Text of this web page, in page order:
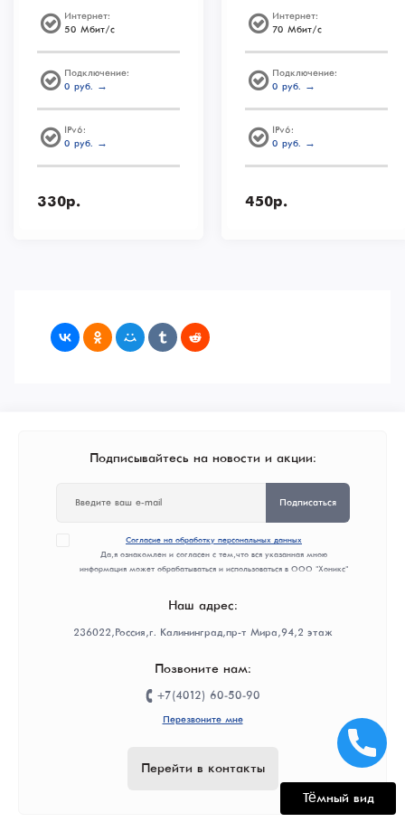
Интернет:
50 Мбит/с
Подключение:
0 руб. →
IPv6:
0 руб. →
330р.
Интернет:
70 Мбит/с
Подключение:
0 руб. →
IPv6:
0 руб. →
450р.
Подписывайтесь на новости и акции:
Подписаться
Согласие на обработку персональных данных
Да, я ознакомлен и согласен с тем, что вся указанная мною
информация может обрабатываться и использоваться в ООО "Хоникс"
Наш адрес:
236022, Россия, г. Калининград, пр-т Мира, 94, 2 этаж
Позвоните нам:
+7(4012) 60-50-90
Перезвоните мне
Перейти в контакты